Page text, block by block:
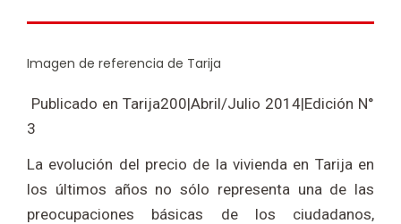
Imagen de referencia de Tarija
Publicado en Tarija200|Abril/Julio 2014|Edición N°
3
La evolución del precio de la vivienda en Tarija en
los últimos años no sólo representa una de las
preocupaciones básicas de los ciudadanos,